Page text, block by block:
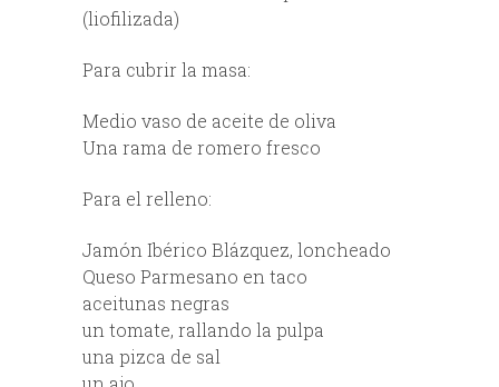
(liofilizada)
Para cubrir la masa:
Medio vaso de aceite de oliva
Una rama de romero fresco
Para el relleno:
Jamón Ibérico Blázquez, loncheado
Queso Parmesano en taco
aceitunas negras
un tomate, rallando la pulpa
una pizca de sal